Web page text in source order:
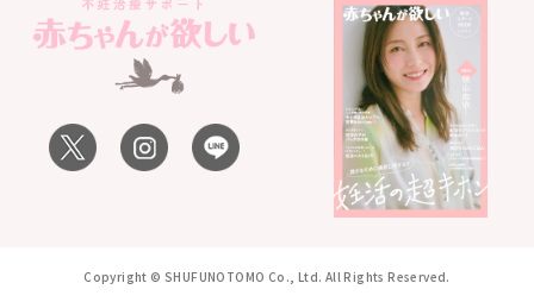
Copyright © SHUFUNOTOMO Co., Ltd. All Rights Reserved.